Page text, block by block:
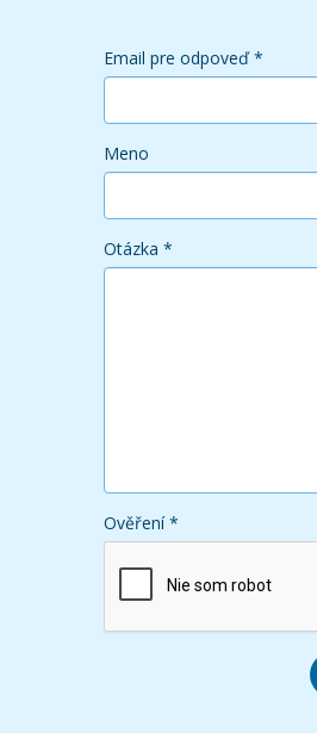
Email pre odpoveď *
Meno
Otázka *
Ověření *